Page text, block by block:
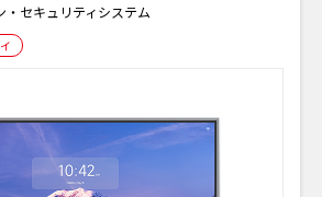
・セキュリティシステム